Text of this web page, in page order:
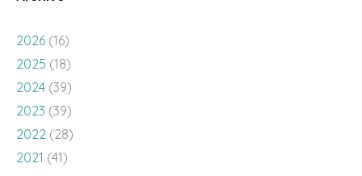
2026 (16)
2025 (18)
2024 (39)
2023 (39)
2022 (28)
2021 (41)